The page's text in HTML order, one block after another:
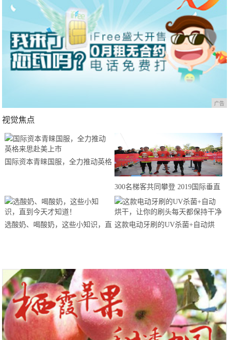
广告
视觉焦点
国际资本青睐国服，全力推动英格
300名梯客共同攀登 2019国际垂直
马拉松超级精英赛顺德海骏达中心
站欢乐开跑
选酸奶、喝酸奶，这些小知识，直 这款电动牙刷的UV杀菌+自动烘